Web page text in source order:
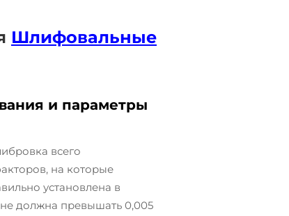
Шлифовальные
и параметры
всего
на которые
установлена в
не должна превышать 0,005